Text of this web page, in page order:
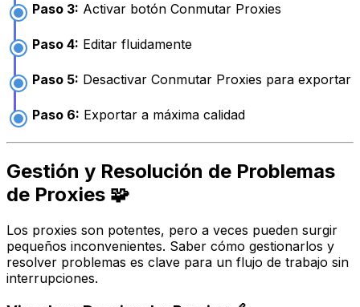
Paso 3: Activar botón Conmutar Proxies
Paso 4: Editar fluidamente
Paso 5: Desactivar Conmutar Proxies para exportar
Paso 6: Exportar a máxima calidad
Gestión y Resolución de Problemas
de Proxies 🧩
Los proxies son potentes, pero a veces pueden surgir
pequeños inconvenientes. Saber cómo gestionarlos y
resolver problemas es clave para un flujo de trabajo sin
interrupciones.